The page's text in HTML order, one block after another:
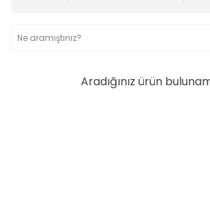
Aradığınız ürün